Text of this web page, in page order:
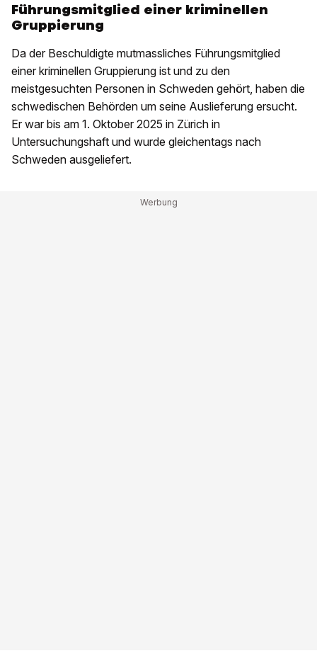
Führungsmitglied einer kriminellen
Gruppierung
Da der Beschuldigte mutmassliches Führungsmitglied
einer kriminellen Gruppierung ist und zu den
meistgesuchten Personen in Schweden gehört, haben die
schwedischen Behörden um seine Auslieferung ersucht.
Er war bis am 1. Oktober 2025 in Zürich in
Untersuchungshaft und wurde gleichentags nach
Schweden ausgeliefert.